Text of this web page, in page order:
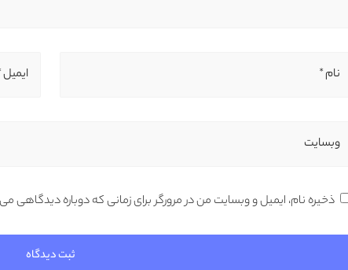
نام * ایمیل
وبسایت
ذخیره نام، ایمیل و وبسایت من در مرورگر برای زمانی که دوباره دیدگاهی